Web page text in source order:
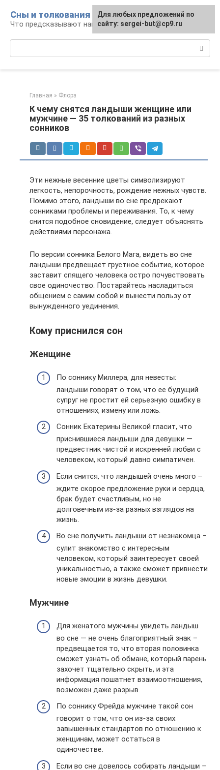
контенту
Сны и толкования
Что предсказывают нам наши сны
Главная » Флора
К чему снятся ландыши женщине или
мужчине — 35 толкований из разных
сонников
Эти нежные весенние цветы символизируют
легкость, непорочность, рождение нежных чувств.
Помимо этого, ландыши во сне предрекают
сонниками проблемы и переживания. То, к чему
снится подобное сновидение, следует объяснять
действиями персонажа.
По версии сонника Белого Мага, видеть во сне
ландыши предвещает грустное событие, которое
заставит спящего человека остро почувствовать
свое одиночество. Постарайтесь насладиться
общением с самим собой и вынести пользу от
вынужденного уединения.
Кому приснился сон
Женщине
По соннику Миллера, для невесты:
ландыши говорят о том, что ее будущий
супруг не простит ей серьезную ошибку в
отношениях, измену или ложь.
Сонник Екатерины Великой гласит, что
приснившиеся ландыши для девушки —
предвестник чистой и искренней любви с
человеком, который давно симпатичен.
Если снится, что ландышей очень много –
ждите скорое предложение руки и сердца,
брак будет счастливым, но не
долговечным из-за разных взглядов на
жизнь.
Во сне получить ландыши от незнакомца –
сулит знакомство с интересным
человеком, который заинтересует своей
уникальностью, а также сможет привнести
новые эмоции в жизнь девушки.
Мужчине
Для женатого мужчины увидеть ландыш
во сне — не очень благоприятный знак –
предвещается то, что вторая половинка
сможет узнать об обмане, который парень
захочет тщательно скрыть, и эта
информация пошатнет взаимоотношения,
возможен даже разрыв.
По соннику Фрейда мужчине такой сон
говорит о том, что он из-за своих
завышенных стандартов по отношению к
женщинам, может остаться в
одиночестве.
Если во сне довелось собирать ландыши –
Для любых предложений по
сайту: sergei-but@cp9.ru